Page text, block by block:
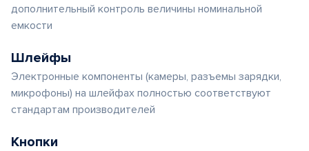
дополнительный контроль величины номинальной
емкости
Шлейфы
Электронные компоненты (камеры, разъемы зарядки,
микрофоны) на шлейфах полностью соответствуют
стандартам производителей
Кнопки